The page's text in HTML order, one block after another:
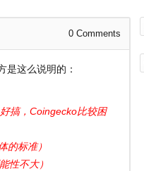
0 Comments
是这么说明的：
搞，Coingecko比较困
的标准）
性不大）